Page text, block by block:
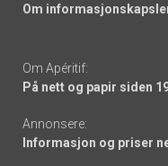
Om
Om Apéritif:
På nett og papir siden
Annonsere:
Informasjon og priser